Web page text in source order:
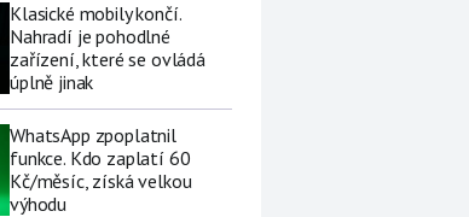
Klasické mobily končí.
Nahradí je pohodlné
zařízení, které se ovládá
úplně jinak
WhatsApp zpoplatnil
funkce. Kdo zaplatí 60
Kč/měsíc, získá velkou
výhodu